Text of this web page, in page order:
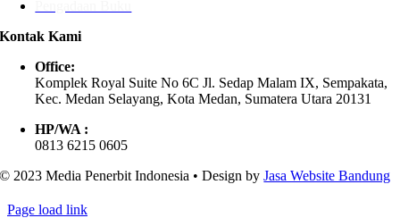
Kontak Kami
Office:
Komplek Royal Suite No 6C Jl. Sedap Malam IX, Sempakata,
Kec. Medan Selayang, Kota Medan, Sumatera Utara 20131
HP/WA :
0813 6215 0605
© 2023 Media Penerbit Indonesia • Design byJasa Website Bandung
Page load link